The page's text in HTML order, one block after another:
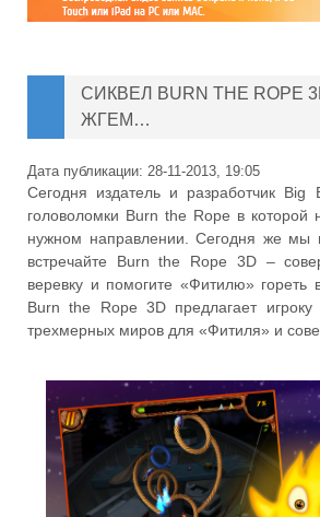
СИКВЕЛ BURN THE
ЖГЕМ…
Дата публикации: 28-11-2013, 19:05
Сегодня издатель и разработчик Big
головоломки Burn the Rope в
нужном направлении. Сегодня же мы
встречайте Burn the Rope 3D –
веревку и помогите «Фитилю» гореть
Burn the Rope 3D предлагает
трехмерных миров для «Фитиля» и